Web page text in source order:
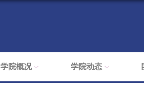
学院概况 学院动态